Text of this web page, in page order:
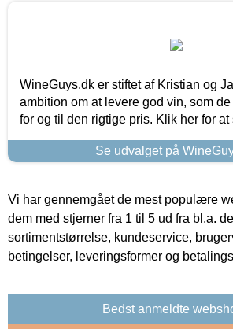
WineGuys.dk er stiftet af Kristian og
ambition om at levere god vin, som
for og til den rigtige pris. Klik her for
Se udvalget på
Vi har gennemgået de mest populære
dem med stjerner fra 1 til 5 ud fra bl.a.
sortimentstørrelse, kundeservice,
betingelser, leveringsformer og
Bedst anmeldte